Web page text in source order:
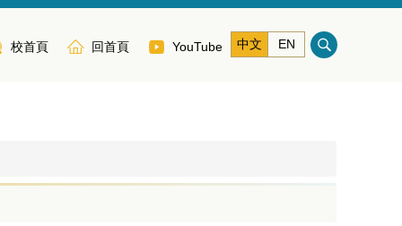
校首頁 回首頁 YouTube 中文 EN